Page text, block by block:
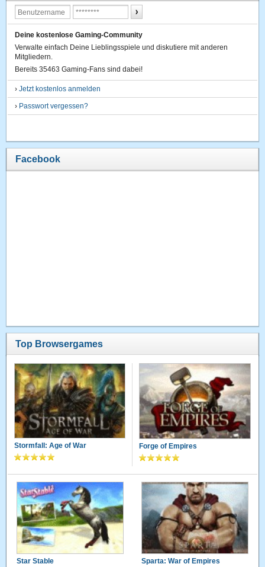
Deine kostenlose Gaming-Community
Verwalte einfach Deine Lieblingsspiele und diskutiere mit anderen
Mitgliedern.
Bereits 35463 Gaming-Fans sind dabei!
›Jetzt kostenlos anmelden
› Passwort vergessen?
Facebook
Top Browsergames
Stormfall: Age of War Forge of Empires
Star Stable Sparta: War of Empires